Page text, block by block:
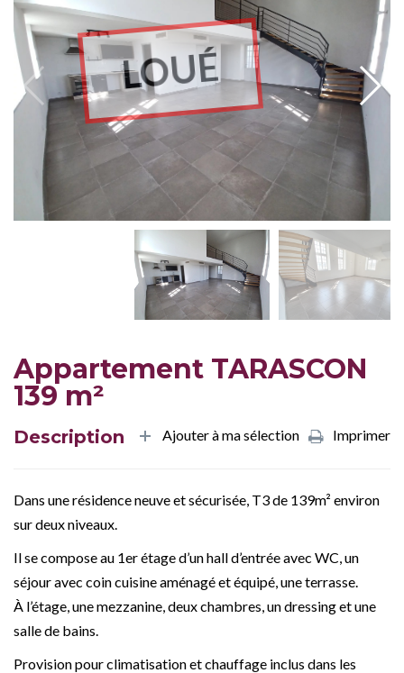
LOUÉ
Appartement TARASCON
139 m²
Description Imprimer
Ajouter à ma sélection
Dans une résidence neuve et sécurisée, T3 de 139m² environ
sur deux niveaux.
Il se compose au 1er étage d’un hall d’entrée avec WC, un
séjour avec coin cuisine aménagé et équipé, une terrasse.
À l’étage, une mezzanine, deux chambres, un dressing et une
salle de bains.
Provision pour climatisation et chauffage inclus dans les